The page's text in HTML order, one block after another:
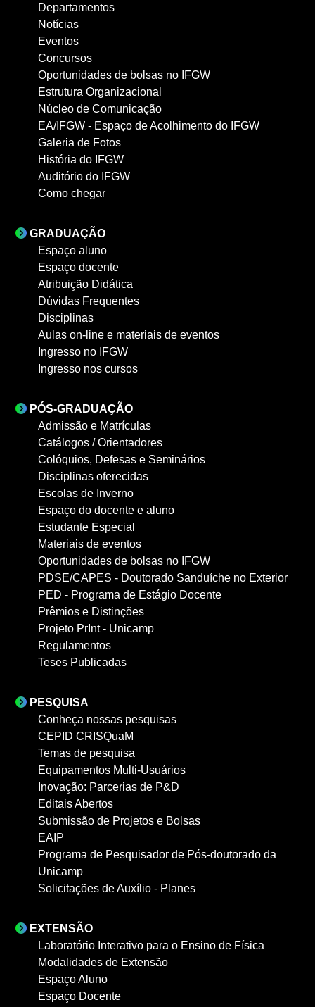
Departamentos
Notícias
Eventos
Concursos
Oportunidades de bolsas no IFGW
Estrutura Organizacional
Núcleo de Comunicação
EA/IFGW - Espaço de Acolhimento do IFGW
Galeria de Fotos
História do IFGW
Auditório do IFGW
Como chegar
GRADUAÇÃO
Espaço aluno
Espaço docente
Atribuição Didática
Dúvidas Frequentes
Disciplinas
Aulas on-line e materiais de eventos
Ingresso no IFGW
Ingresso nos cursos
PÓS-GRADUAÇÃO
Admissão e Matrículas
Catálogos / Orientadores
Colóquios, Defesas e Seminários
Disciplinas oferecidas
Escolas de Inverno
Espaço do docente e aluno
Estudante Especial
Materiais de eventos
Oportunidades de bolsas no IFGW
PDSE/CAPES - Doutorado Sanduíche no Exterior
PED - Programa de Estágio Docente
Prêmios e Distinções
Projeto PrInt - Unicamp
Regulamentos
Teses Publicadas
PESQUISA
Conheça nossas pesquisas
CEPID CRISQuaM
Temas de pesquisa
Equipamentos Multi-Usuários
Inovação: Parcerias de P&D
Editais Abertos
Submissão de Projetos e Bolsas
EAIP
Programa de Pesquisador de Pós-doutorado da
Unicamp
Solicitações de Auxílio - Planes
EXTENSÃO
Laboratório Interativo para o Ensino de Física
Modalidades de Extensão
Espaço Aluno
Espaço Docente